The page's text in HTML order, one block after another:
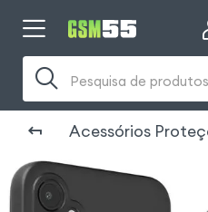
Pesquisa de
Acessórios